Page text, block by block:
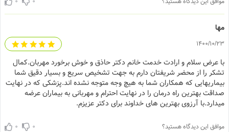
1400/10/
عرض سلام و ارادت خدمت خانم دکتر حاذق و خوش برخورد مهربان.کمال
را از محضر شریفتان دارم به جهت تشخیص سریع و بسیار دقیق شما
که همکاران شما به هیچ وجه متوجه نشده اند.پزشکی که در نهایت
بهترین راه درمان را در نهایت احترام و مهربانی به بیماران عرضه
آرزوی بهترین های خداوند برای دکتر عزیزم.
این دیدگاه هستید؟ 0